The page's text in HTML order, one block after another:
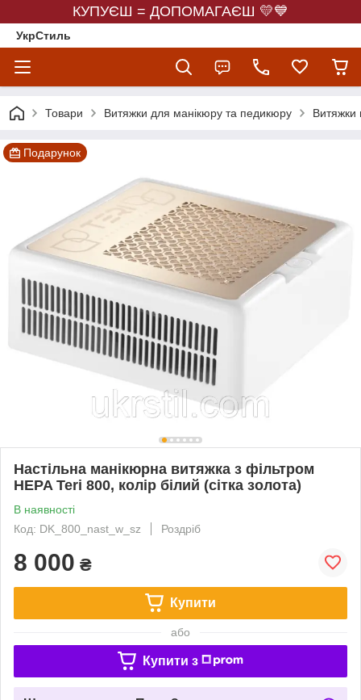
КУПУЄШ = ДОПОМАГАЄШ 💛💙
УкрСтиль
Товари Витяжки для манікюру та педикюру Витяжки
Подарунок
Настільна манікюрна витяжка з фільтром
HEPA Teri 800, колір білий (сітка золота)
В наявності
Код: DK_800_nast_w_sz
Роздріб
8 000 ₴
Купити
або
Купити з